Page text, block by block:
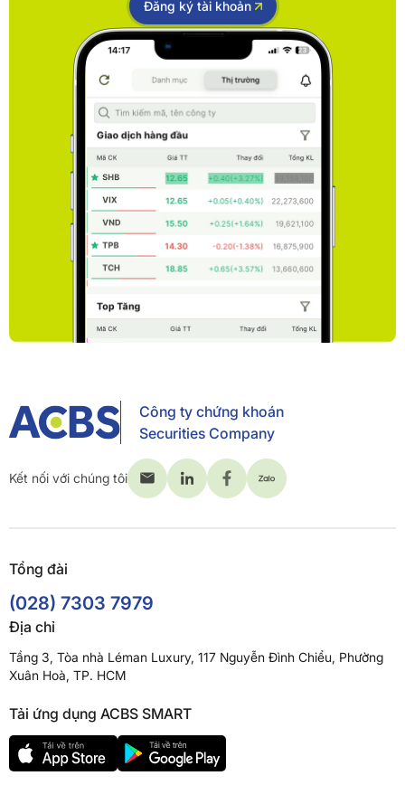
Đăng ký tài khoản
Công ty chứng khoán
Securities Company
Kết nối với chúng tôi
Tổng đài
(028) 7303 7979
Địa chỉ
Tầng 3, Tòa nhà Léman Luxury, 117 Nguyễn Đình Chiểu, Phường
Xuân Hoà, TP. HCM
Tải ứng dụng ACBS SMART